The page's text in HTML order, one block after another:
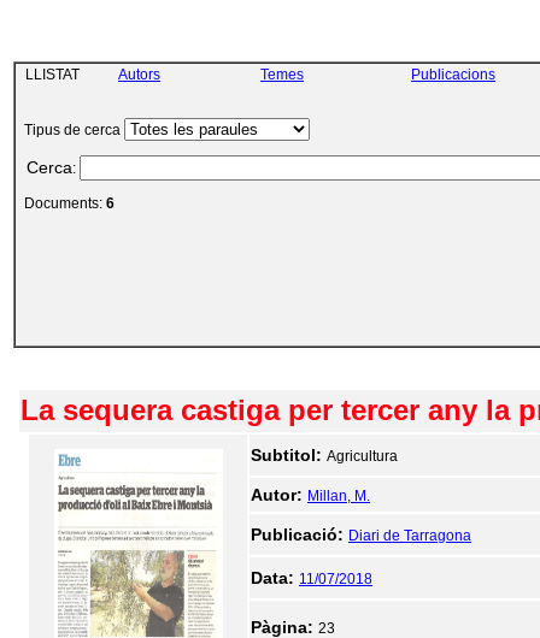
LLISTAT Autors Temes Publicacions
Tipus de cerca
Cerca:
Documents: 6
La sequera castiga per tercer any la
Subtitol: Agricultura
Autor: Millan, M.
Publicació: Diari de Tarragona
Data: 11/07/2018
Pàgina: 23